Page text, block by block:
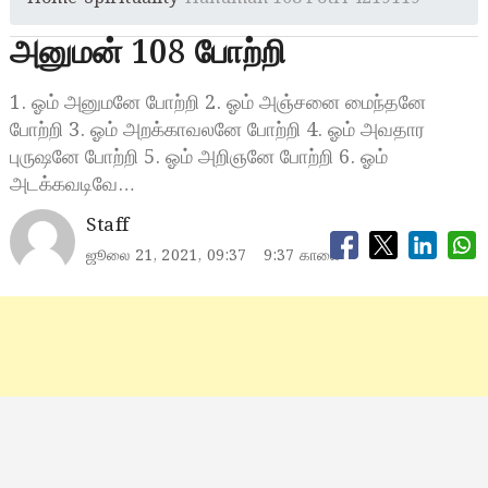
அனுமன் 108 போற்றி
1. ஓம் அனுமனே போற்றி 2. ஓம் அஞ்சனை மைந்தனே
போற்றி 3. ஓம் அறக்காவலனே போற்றி 4. ஓம் அவதார
புருஷனே போற்றி 5. ஓம் அறிஞனே போற்றி 6. ஓம்
அடக்கவடிவே…
Staff
ஜூலை 21, 2021, 09:37 9:37 காலை